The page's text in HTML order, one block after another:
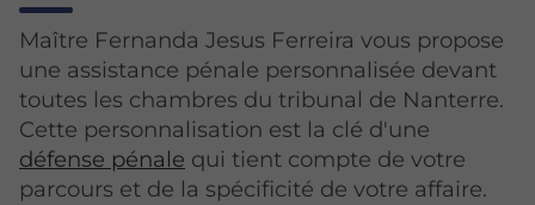
Maître Fernanda Jesus Ferreira vous propose
une assistance pénale personnalisée devant
toutes les chambres du tribunal de Nanterre.
Cette personnalisation est la clé d'une
défense pénale qui tient compte de votre
parcours et de la spécificité de votre affaire.